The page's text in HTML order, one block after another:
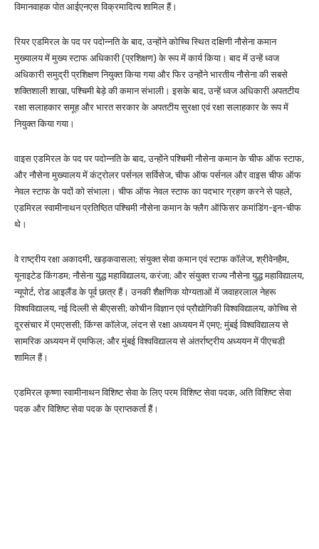
विमानवाहक पोत आईएनएस विक्रमादित्य शामिल हैं।
रियर एडमिरल के पद पर पदोन्नति के बाद, उन्होंने कोच्चि स्थित दक्षिणी नौसेना कमान
मुख्यालय में मुख्य स्टाफ अधिकारी (प्रशिक्षण) के रूप में कार्य किया। बाद में उन्हें ध्वज
अधिकारी समुद्री प्रशिक्षण नियुक्त किया गया और फिर उन्होंने भारतीय नौसेना की सबसे
शक्तिशाली शाखा, पश्चिमी बेड़े की कमान संभाली। इसके बाद, उन्हें ध्वज अधिकारी अपतटीय
रक्षा सलाहकार समूह और भारत सरकार के अपतटीय सुरक्षा एवं रक्षा सलाहकार के रूप में
नियुक्त किया गया।
वाइस एडमिरल के पद पर पदोन्नति के बाद, उन्होंने पश्चिमी नौसेना कमान के चीफ ऑफ स्टाफ,
और नौसेना मुख्यालय में कंट्रोलर पर्सनल सर्विसेज, चीफ ऑफ पर्सनल और वाइस चीफ ऑफ
नेवल स्टाफ के पदों को संभाला। चीफ ऑफ नेवल स्टाफ का पदभार ग्रहण करने से पहले,
एडमिरल स्वामीनाथन प्रतिष्ठित पश्चिमी नौसेना कमान के फ्लैग ऑफिसर कमांडिंग-इन-चीफ
थे।
वे राष्ट्रीय रक्षा अकादमी, खड़कवासला; संयुक्त सेवा कमान एवं स्टाफ कॉलेज, श्रीवेनहैम,
यूनाइटेड किंगडम; नौसेना युद्ध महाविद्यालय, करंजा; और संयुक्त राज्य नौसेना युद्ध महाविद्यालय,
न्यूपोर्ट, रोड आइलैंड के पूर्व छात्र हैं। उनकी शैक्षणिक योग्यताओं में जवाहरलाल नेहरू
विश्वविद्यालय, नई दिल्ली से बीएससी; कोचीन विज्ञान एवं प्रौद्योगिकी विश्वविद्यालय, कोच्चि से
दूरसंचार में एमएससी; किंग्स कॉलेज, लंदन से रक्षा अध्ययन में एमए; मुंबई विश्वविद्यालय से
सामरिक अध्ययन में एमफिल; और मुंबई विश्वविद्यालय से अंतर्राष्ट्रीय अध्ययन में पीएचडी
शामिल हैं।
एडमिरल कृष्णा स्वामीनाथन विशिष्ट सेवा के लिए परम विशिष्ट सेवा पदक, अति विशिष्ट सेवा
पदक और विशिष्ट सेवा पदक के प्राप्तकर्ता हैं।